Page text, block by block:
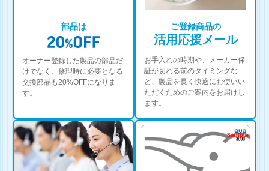
部品は
オーナー登録した製品の部品だ
けでなく、修理時に必要となる
交換部品も20%OFFになりま
す。
ご登録商品の
活用応援メール
お手入れの時期や、メーカー保
証が切れる前のタイミングな
ど、製品を長く快適にお使いい
ただくためのご案内をお届けし
ます。